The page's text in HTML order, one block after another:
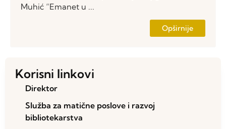
Muhić “Emanet u ...
Opširnije
Korisni linkovi
Direktor
Služba za matične poslove i razvoj
bibliotekarstva